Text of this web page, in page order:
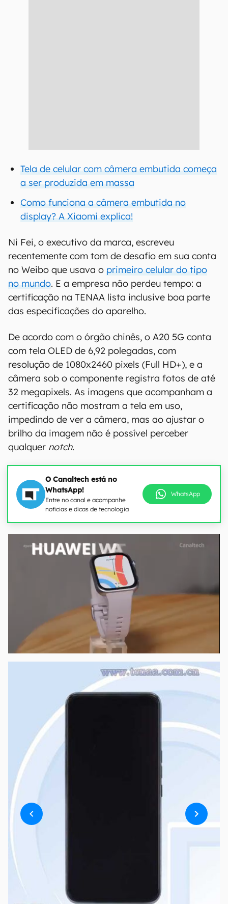
Tela de celular com câmera embutida começa
a ser produzida em massa
Como funciona a câmera embutida no
display? A Xiaomi explica!
Ni Fei, o executivo da marca, escreveu
recentemente com tom de desafio em sua conta
no Weibo que usava o primeiro celular do tipo
no mundo. E a empresa não perdeu tempo: a
certificação na TENAA lista inclusive boa parte
das especificações do aparelho.
De acordo com o órgão chinês, o A20 5G conta
com tela OLED de 6,92 polegadas, com
resolução de 1080x2460 pixels (Full HD+), e a
câmera sob o componente registra fotos de até
32 megapixels. As imagens que acompanham a
certificação não mostram a tela em uso,
impedindo de ver a câmera, mas ao ajustar o
brilho da imagem não é possível perceber
qualquer notch.
O Canaltech está no
WhatsApp!
Entre no canal e acompanhe
notícias e dicas de tecnologia
WhatsApp